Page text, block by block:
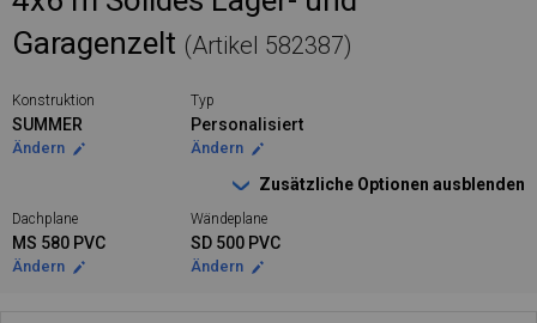
Garagenzelt (Artikel 582387)
Konstruktion
SUMMER
Ändern
Typ
Personalisiert
Ändern
Zusätzliche Optionen ausblenden
Dachplane
MS 580 PVC
Ändern
Wändeplane
SD 500 PVC
Ändern